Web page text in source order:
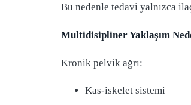
Bu nedenle tedavi yalnızca
Multidisipliner Yaklaşım
Kronik pelvik ağrı:
Kas-iskelet sistemi